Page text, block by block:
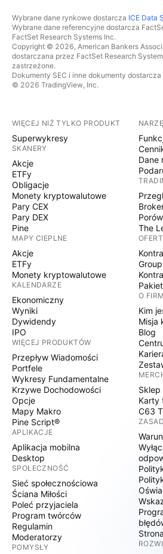
Wybrane dane rynkowe dostarcza ICE Data
Wybrane dane referencyjne dostarcza
FactSet Research Systems Inc.
Copyright © 2026, American Bankers
dostarczana przez FactSet Research
zastrzeżone.
Dokumenty SEC i inne dokumenty dostarcza
© 2026 TradingView, Inc.
WIĘCEJ NIŻ TYLKO PRODUKT
Superwykresy
SKANERY
Akcje
ETFy
Obligacje
Monety kryptowalutowe
Pary CEX
Pary DEX
Pine
MAPY CIEPLNE
Akcje
ETFy
Monety kryptowalutowe
KALENDARZE
Ekonomiczny
Wyniki
Dywidendy
IPO
WIĘCEJ PRODUKTÓW
Przepływ Wiadomości
Portfele
Wykresy Fundamentalne
Krzywe Dochodowości
Opcje
Mapy Makro
Pine Script®
APLIKACJE
Aplikacja mobilna
Desktop
SPOŁECZNOŚĆ
Sieć społecznościowa
Ściana Miłości
Poleć przyjaciela
Program twórców
Regulamin
Moderatorzy
POMYSŁY
Dane
The
Group
O
Kim
Misja
Blog
Sklep
Karty
C63